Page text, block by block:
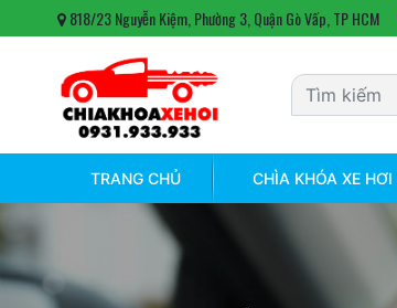
818/23 Nguyễn Kiệm, Phường 3, Quận Gò Vấp, TP HCM
TRANG CHỦ CHÌA KHÓA XE HƠI